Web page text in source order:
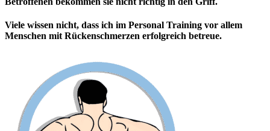
Viele wissen nicht, dass ich im Personal Training vor allem
Menschen mit Rückenschmerzen erfolgreich betreue.